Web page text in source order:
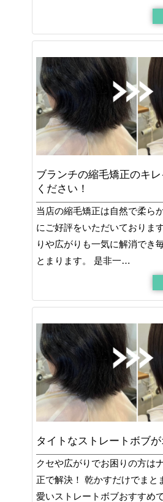
ブランチの縮毛矯正のキ
ください！
当店の縮毛矯正は自然で柔ら
にご好評をいただいておりま
りや広がりも一気に解消でき
とまります。 是非一…
タイトなストレートボブ
クセや広がりでお困りの方は
正で解決！ 乾かすだけでまと
愛いストレートボブおすすめ